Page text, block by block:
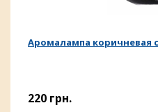
Аромалампа коричневая
220 грн.